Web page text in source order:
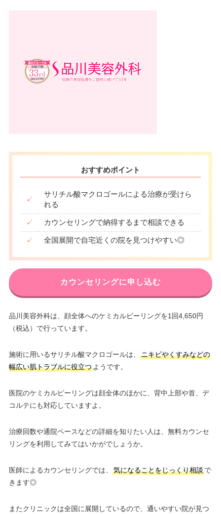
おすすめポイント
✓
サリチル酸マクロゴールによる治療が受けら
れる
✓ カウンセリングで納得するまで相談できる
✓ 全国展開で自宅近くの院を見つけやすい◎
カウンセリングに申し込む
品川美容外科は、顔全体へのケミカルピーリングを1回4,650円
（税込）で行っています。
施術に用いるサリチル酸マクロゴールは、
ニキビやくすみなどの
幅広い肌トラブルに役立つようです。
医院のケミカルピーリングは顔全体のほかに、背中上部や首、デ
コルテにも対応していますよ。
治療回数や通院ペースなどの詳細を知りたい人は、無料カウンセ
リングを利用してみてはいかがでしょうか。
医師によるカウンセリングでは、 気になることをじっくり相談で
きます◎
またクリニックは全国に展開しているので、通いやすい院が見つ